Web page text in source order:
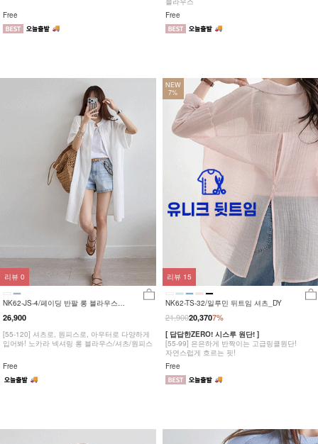
Free
Free
NK62-JS-4/페이딩 반팔 롱 블라우스
_JY
26,900
[55-120] 셔츠로, 원피스로, 아우터로 다양하게
입어봐! 노카라 넥셔링 롱 블라우스/셔츠/원피스
Free
리뷰 0
NEW
7%
NK62-TS-32/일루민 뒤트임 셔츠_DY
7%
21,90020,370
[ 답답한ZERO! 시스루 원단! ]
[55-99] 은은하게 반짝이는 고급링클원단!
자연스럽게 흐르는 핏!
Free
리뷰 15